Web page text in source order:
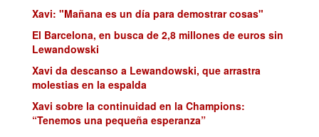
Xavi: "Mañana es un día para demostrar cosas"
El Barcelona, en busca de 2,8 millones de euros sin
Lewandowski
Xavi da descanso a Lewandowski, que arrastra
molestias en la espalda
Xavi sobre la continuidad en la Champions:
“Tenemos una pequeña esperanza”